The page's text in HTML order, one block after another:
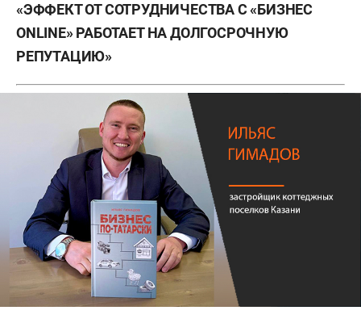
«ЭФФЕКТ ОТ СОТРУДНИЧЕСТВА С «БИЗНЕС
ONLINE» РАБОТАЕТ НА ДОЛГОСРОЧНУЮ
РЕПУТАЦИЮ»